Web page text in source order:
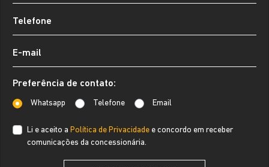
Preferência de contato:
Whatsapp Telefone Email
Li e aceito a Política de Privacidade e concordo em receber
comunicações da concessionária.